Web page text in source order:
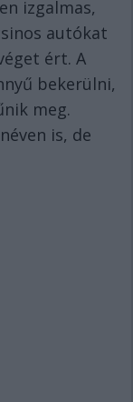
izgalmas,
autókat
ért. A
bekerülni,
meg.
is, de